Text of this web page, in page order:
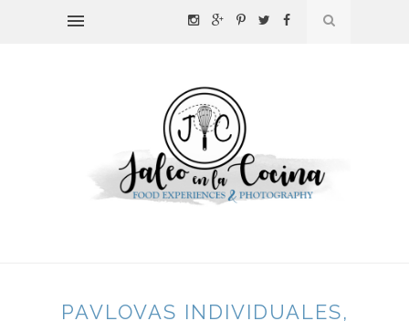
PAVLOVAS INDIVIDUALES,